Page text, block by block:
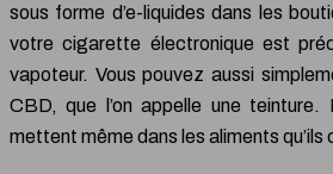
sous forme d’e-liquides dans les
votre cigarette électronique est
vapoteur. Vous pouvez aussi
CBD, que l’on appelle une teinture.
mettent même dans les aliments qu’ils